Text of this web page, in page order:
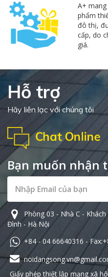
A+
phẩm
đô thị,
cấp, do
giá.
Hỗ trợ
Hãy liên lạc với chúng tôi
Bạn muốn nhận
Phòng 03 - Nhà C -
Đình - Hà Nội
+84 - 04 66640316 -
Giấy phép thiết lập mạng xã